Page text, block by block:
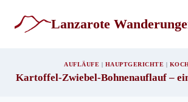
springen
Lanzarote
AUFLÄUFE | HAUPTGERICHTE |
Kartoffel-Zwiebel-Bohnenauflauf –